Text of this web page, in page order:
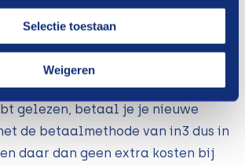
Selectie toestaan
Weigeren
in termijnen
gelezen, betaal je je nieuwe
de betaalmethode van in3 dus in
daar dan geen extra kosten bij